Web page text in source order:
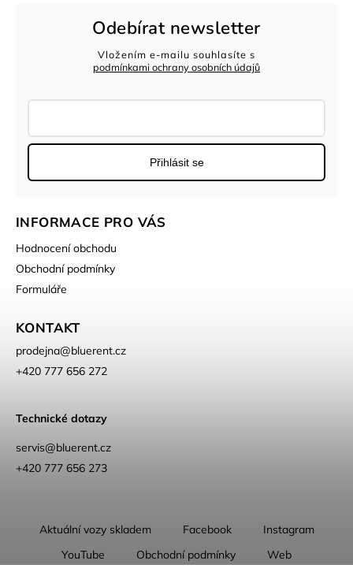
Odebírat newsletter
Vložením e-mailu souhlasíte s
podmínkami ochrany osobních údajů
Přihlásit se
INFORMACE PRO VÁS
Hodnocení obchodu
Obchodní podmínky
Formuláře
KONTAKT
prodejna@bluerent.cz
+420 777 656 272
Technické dotazy
servis@bluerent.cz
+420 777 656 273
Aktuální vozy skladem Facebook
Instagram
YouTube
Obchodní podmínky Web